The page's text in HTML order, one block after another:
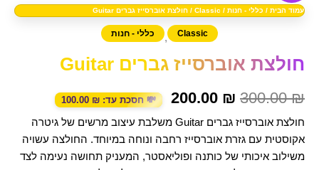
עמוד הבית / כללי - חנות /
Classic / חולצת אוברסייז גברים Guitar
Classic
, כללי - חנות
חולצת אוברסייז גברים Guitar
300.00₪
היה:
200.00 ₪
הוא:
💸 חסכת עד: 100.00 ₪
חולצת אוברסייז גברים Guitar משלבת עיצוב מרשים של גיטרה
אקוסטית עם גזרת אוברסייז רחבה ונוחה במיוחד. החולצה עשויה
משילוב איכותי של כותנה ופוליאסטר, המעניק תחושה נעימה לצד
אוברסייז